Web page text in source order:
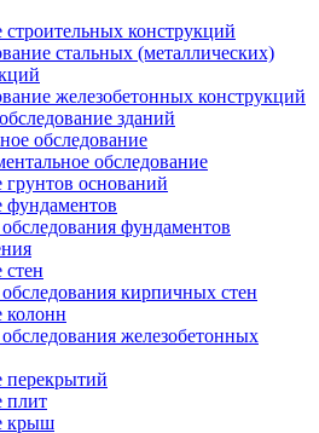
конструкций
стальных (металлических)
железобетонных конструкций
зданий
обследование
обследование
оснований
фундаментов
фундаментов
стен
кирпичных стен
колонн
железобетонных
перекрытий
плит
крыш